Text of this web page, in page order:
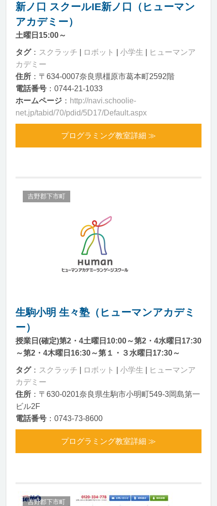
新ノ口 スクールIE新ノ口（ヒューマン
アカデミー）
土曜日15:00～
タグ： スクラッチ ロボット 小学生
ヒューマンア
カデミー
住所 ：〒634-0007奈良県橿原市葛本町2592階
電話番号 ：0744-21-1033
ホームページ ： http://navi.schoolie-
net.jp/tabid/70/pdid/5D17/Default.aspx
プログラミング教室詳細 ≫
吉野郡下市町
生駒小明 生々塾（ヒューマンアカデミ
ー）
授業日(確定)第2・4土曜日10:00～第2・4水曜日17:30
～第2・4木曜日16:30～第１・３水曜日17:30～
タグ： スクラッチ ロボット 小学生
ヒューマンア
カデミー
住所 ：〒630-0201奈良県生駒市小明町549-3岡島第一
ビル2F
電話番号 ：0743-73-8600
プログラミング教室詳細 ≫
吉野郡下市町